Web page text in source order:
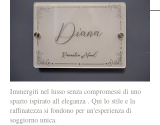
Immergiti nel lusso senza compromessi di uno
spazio ispirato all eleganza . Qui lo stile e la
raffinatezza si fondono per un'esperienza di
soggiorno unica.